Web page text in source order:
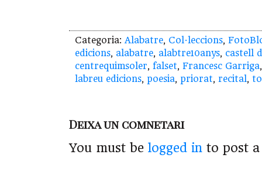
Categoria: Alabatre, Col·leccions,
edicions, alabatre, alabtre10anys, castell
centrequimsoler, falset, Francesc Garriga
labreu edicions, poesia, priorat, recital,
Deixa un comnetari
You must be logged in to post